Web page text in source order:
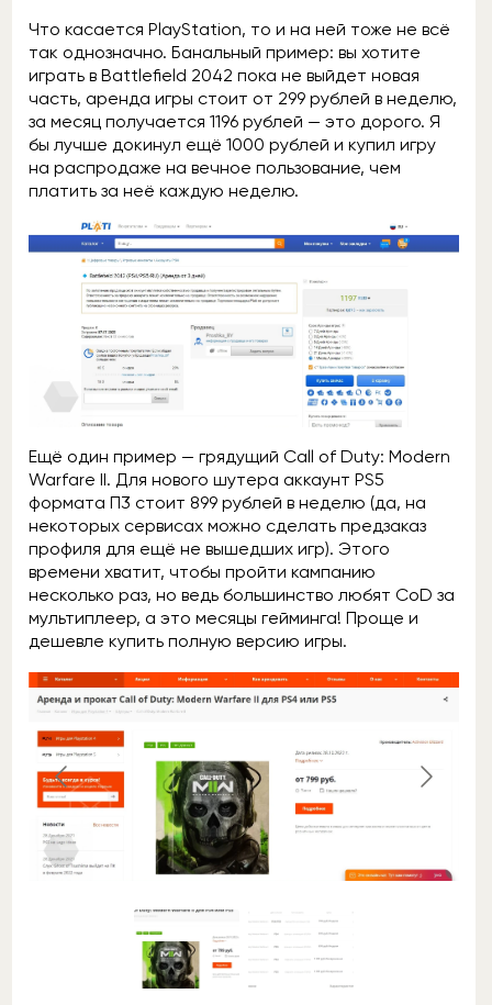
Что касается PlayStation, то и на ней тоже не всё
так однозначно. Банальный пример: вы хотите
играть в Battlefield 2042 пока не выйдет новая
часть, аренда игры стоит от 299 рублей в неделю,
за месяц получается 1196 рублей — это дорого. Я
бы лучше докинул ещё 1000 рублей и купил игру
на распродаже на вечное пользование, чем
платить за неё каждую неделю.
Ещё один пример — грядущий Call of Duty: Modern
Warfare II. Для нового шутера аккаунт PS5
формата П3 стоит 899 рублей в неделю (да, на
некоторых сервисах можно сделать предзаказ
профиля для ещё не вышедших игр). Этого
времени хватит, чтобы пройти кампанию
несколько раз, но ведь большинство любят CoD за
мультиплеер, а это месяцы гейминга! Проще и
дешевле купить полную версию игры.